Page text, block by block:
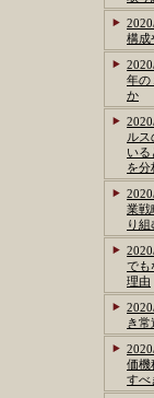
構成
年の
か
ルス
いる
を分
業戦
り
でも
理由
き
価機
すべ